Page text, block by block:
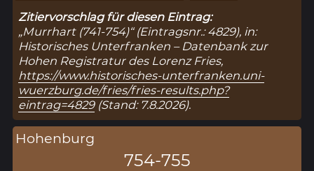
Zitiervorschlag für diesen Eintrag:
„Murrhart (741-754)“ (Eintragsnr.: 4829), in:
Historisches Unterfranken – Datenbank zur
Hohen Registratur des Lorenz Fries,
https://www.historisches-unterfranken.uni-
wuerzburg.de/fries/fries-results.php?
eintrag=4829(Stand: 7.8.2026).
Hohenburg
754-755